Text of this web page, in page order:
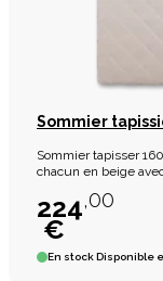
Sommier
Sommier tapisser
chacun en beige
224,00
€
En stockDisponible